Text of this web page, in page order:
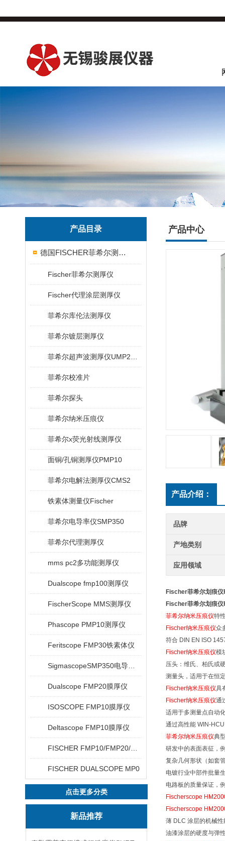
产品目录
德国FISCHER菲希尔测厚仪
Fischer菲希尔测厚仪
Fischer代理涂层测厚仪
菲希尔库伦法测厚仪
菲希尔镀层测厚仪
菲希尔校准片
菲希尔探头
菲希尔纳米压痕仪
菲希尔x荧光射线测厚仪
面铜/孔铜测厚仪PMP10
菲希尔电解法测厚仪CMS2
铁素体测量仪Fischer
菲希尔电导率仪SMP350
菲希尔代理测厚仪
mms pc2多功能测厚仪
Dualscope fmp100测厚仪
FischerScope MMS测厚仪
Phascope PMP10测厚仪
Feritscope FMP30铁素体仪
Dualscope FMP20膜厚仪
ISOSCOPE FMP10膜厚仪
Deltascope FMP10膜厚仪
FISCHER DUALSCOPE MP0
点击更多分类
新品推荐
产品中心
产品介绍：
品牌
产地类别
应用领域
Fischer菲希尔划痕
Fischer菲希尔划痕
菲希尔纳米压痕仪特
Fischer纳米压痕仪众
符合 DIN EN ISO
Fischer纳米压痕仪模
压头：维氏、柏氏或
测量头，适用于在恒
Fischer纳米压痕仪具
Fischer纳米压痕仪通
适用于多测量点自动
通过高性能 WIN-
菲希尔纳米压痕仪典
研发中的表面表征，
复杂几何形状（如套
电镀行业中部件批量
电路板的质量保证，
Fischerscope
Fischerscope
薄 DLC 涂层的机械
油漆涂层的硬度与弹